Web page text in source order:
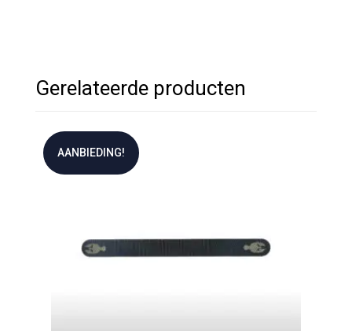
Gerelateerde producten
AANBIEDING!